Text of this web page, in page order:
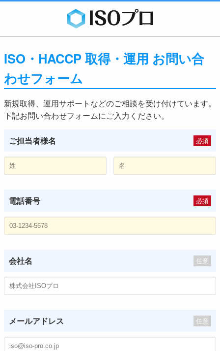
ISO・HACCP 取得・運用 お問い合
わせフォーム
新規取得、運用サポートなどのご相談を受け付けています。
下記お問い合わせフォームにご入力ください。
ご担当者様名 必須
電話番号 必須
会社名 任意
メールアドレス 任意